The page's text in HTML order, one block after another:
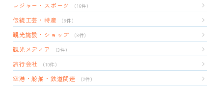
レジャー・スポーツ （16件）
伝統工芸・特産 （8件）
観光施設・ショップ （8件）
観光メディア （3件）
旅行会社 （10件）
空港・船舶・鉄道関連 （2件）